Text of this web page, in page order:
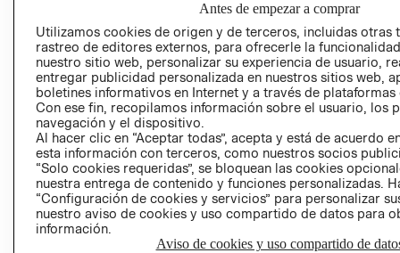
GIFT CARD
AVISO DE
Perú (S/)
CAMBIAR REGIÓN
Antes de empezar a comprar
Utilizamos cookies de origen y de terceros, incluidas otras
rastreo de editores externos, para ofrecerle la
nuestro sitio web, personalizar su experiencia de usuario,
entregar publicidad personalizada en nuestros sitios web,
boletines informativos en Internet y a través de plataformas
Con ese fin, recopilamos información sobre el usuario, los
navegación y el dispositivo.
Al hacer clic en “Aceptar todas”, acepta y está de acuerdo
esta información con terceros, como nuestros socios
“Solo cookies requeridas”, se bloquean las cookies
nuestra entrega de contenido y funciones personalizadas.
“Configuración de cookies y servicios” para personalizar
nuestro aviso de cookies y uso compartido de datos para
información.
Aviso de cookies y uso compartido de